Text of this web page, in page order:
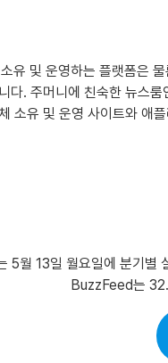
및 운영하는 플랫폼은
다. 주머니에 친숙한 뉴스
소유 및 운영 사이트와 애
13일 월요일에 분기별
BuzzFeed는